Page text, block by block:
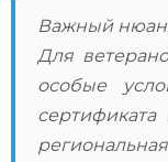
Важный
Для
особые